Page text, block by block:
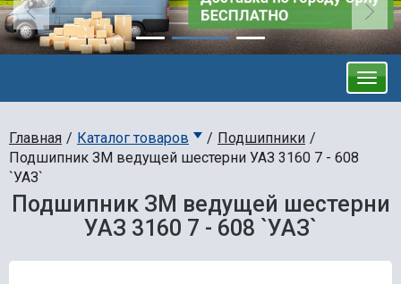
Главная Каталог товаров
Подшипники
Подшипник ЗМ ведущей шестерни УАЗ 3160 7 - 608
`УАЗ`
Подшипник ЗМ ведущей шестерни
УАЗ 3160 7 - 608 `УАЗ`